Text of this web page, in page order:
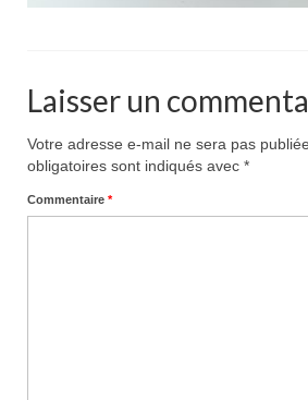
Laisser un
Votre adresse e-mail ne sera pas publiée.
obligatoires sont indiqués avec *
Commentaire *